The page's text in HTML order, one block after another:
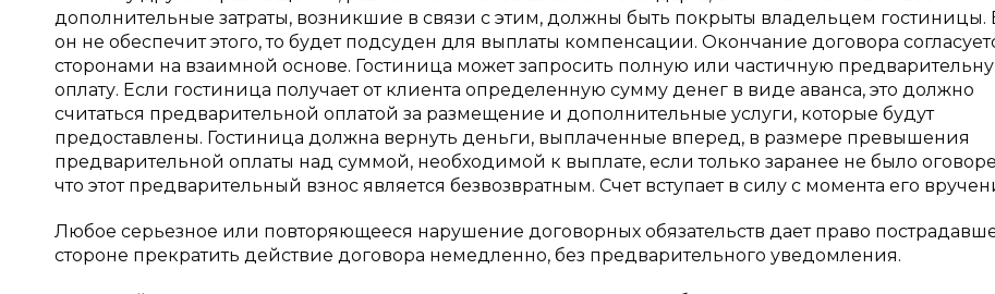
дополнительные затраты, возникшие в связи с этим, должны быть покрыты владельцем гостиницы.
он не обеспечит этого, то будет подсуден для выплаты компенсации. Окончание договора
сторонами на взаимной основе. Гостиница может запросить полную или частичную
оплату. Если гостиница получает от клиента определенную сумму денег в виде аванса, это должно
считаться предварительной оплатой за размещение и дополнительные услуги, которые будут
предоставлены. Гостиница должна вернуть деньги, выплаченные вперед, в размере превышения
предварительной оплаты над суммой, необходимой к выплате, если только заранее не было
что этот предварительный взнос является безвозвратным. Счет вступает в силу с момента его
Любое серьезное или повторяющееся нарушение договорных обязательств дает право
стороне прекратить действие договора немедленно, без предварительного уведомления.